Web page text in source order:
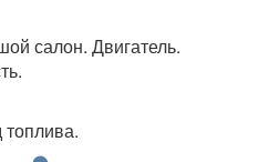
салон. Двигатель.
топлива.